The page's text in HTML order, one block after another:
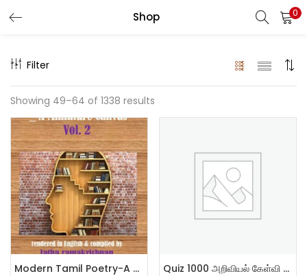
Shop 0
Filter
Showing 49–64 of 1338 results
Modern Tamil Poetry-A miniature canvas-II
Quiz 1000 அறிவியல் கேள்வி – பதில்கள்
Enter your username and password to login.
Remember me
Login
Lost password?